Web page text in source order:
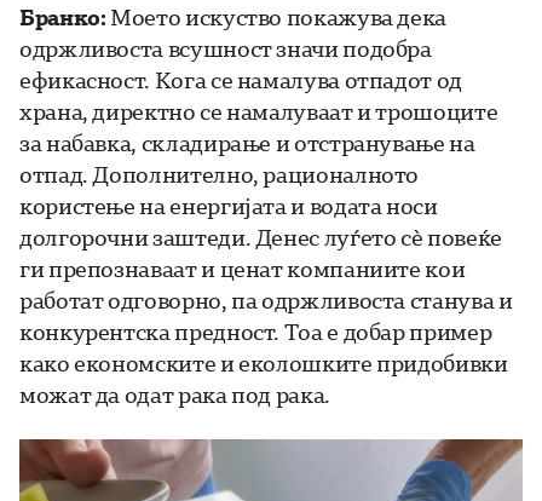
Бранко: Моето искуство покажува дека
одржливоста всушност значи подобра
ефикасност. Кога се намалува отпадот од
храна, директно се намалуваат и трошоците
за набавка, складирање и отстранување на
отпад. Дополнително, рационалното
користење на енергијата и водата носи
долгорочни заштеди. Денес луѓето сè повеќе
ги препознаваат и ценат компаниите кои
работат одговорно, па одржливоста станува и
конкурентска предност. Тоа е добар пример
како економските и еколошките придобивки
можат да одат рака под рака.